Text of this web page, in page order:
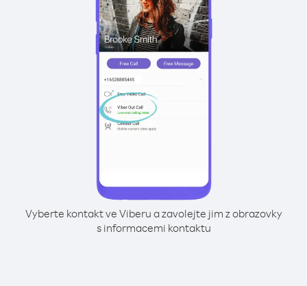
Vyberte kontakt ve Viberu a zavolejte jim z obrazovky
s informacemi kontaktu